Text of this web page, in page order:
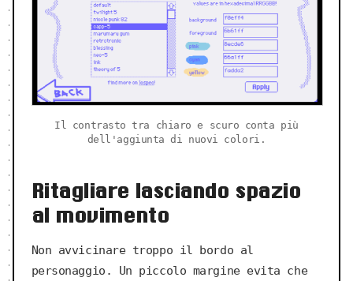
Il contrasto tra chiaro e scuro conta più
dell'aggiunta di nuovi colori.
Ritagliare lasciando spazio
al movimento
Non avvicinare troppo il bordo al
personaggio. Un piccolo margine evita che